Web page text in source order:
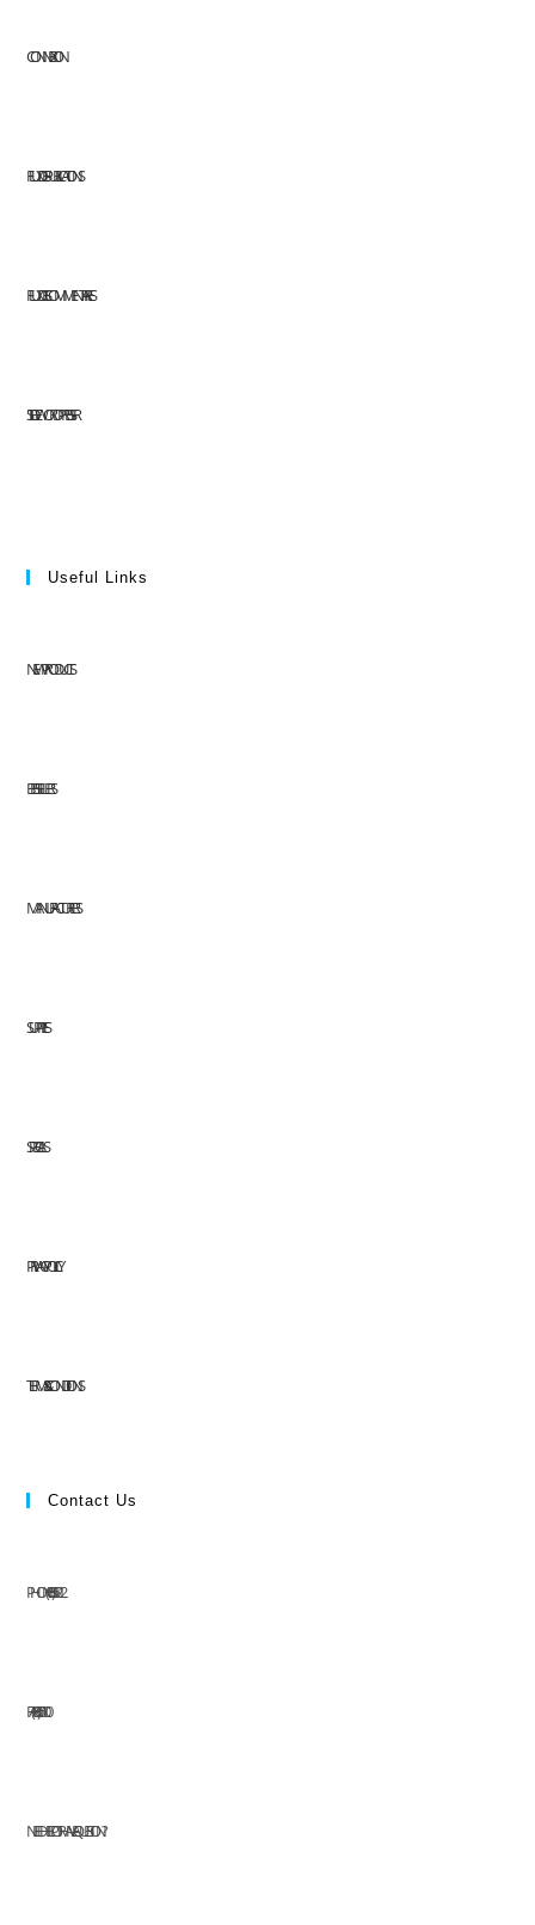
CONNEXION
FLUX DES PUBLICATIONS
FLUX DES COMMENTAIRES
SITE DE WORDPRESS-FR
Useful Links
NEW PRODUCTS
BEST SELLERS
MANUFACTURERS
SUPPLIES
SPECIALS
PRIVACY POLICY
TERMS & CONDITIONS
Contact Us
PHONE: (+63) 555 1212
FAX: (+63) 555 0100
NEED HELP OR HAVE A QUESTION?